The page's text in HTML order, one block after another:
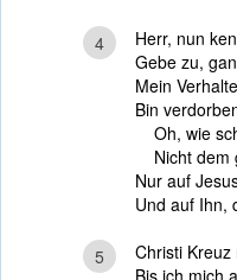
4
Herr, nun
Gebe zu,
Mein
Bin
Oh, wie
Nicht dem
Nur auf
Und auf Ihn,
5
Christi
Bis ich mich